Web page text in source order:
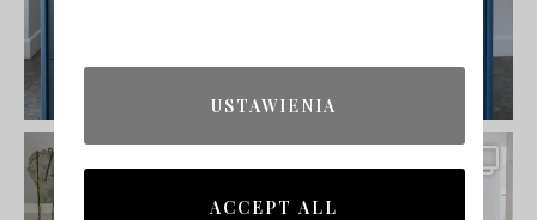
USTAWIENIA
ACCEPT ALL